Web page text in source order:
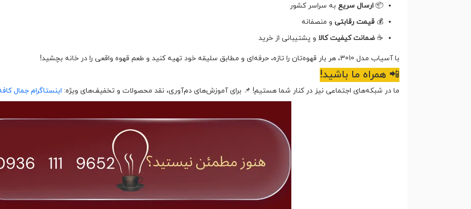
📦 ارسال سریعبه سراسر کشور
💰 قیمت رقابتیو منصفانه
☕ ضمانت کیفیت کالا و پشتیبانی از خرید
با آسیاب مدل 3010، هر بار قهوه‌تان را تازه، حرفه‌ای و مطابق سلیقه خود تهیه کنید و طعم قهوه واقعی را در خانه بچشید!
📲 همراه ما باشید!
ما در شبکه‌های اجتماعی نیز در کنار شما هستیم! 📌 برای آموزش‌های دم‌آوری، نقد محصولات و تخفیف‌های ویژه: اینستاگرام جمال